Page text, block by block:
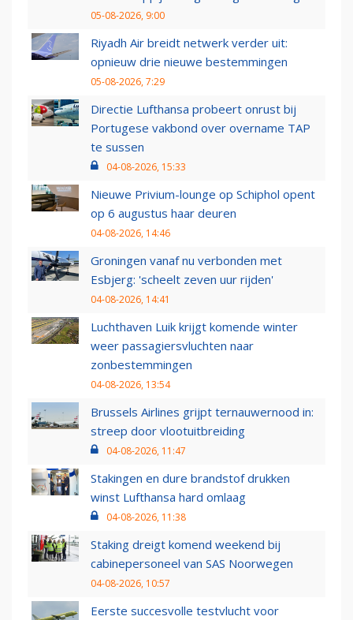
05-08-2026, 9:00
Riyadh Air breidt netwerk verder uit:
opnieuw drie nieuwe bestemmingen
05-08-2026, 7:29
Directie Lufthansa probeert onrust bij
Portugese vakbond over overname TAP
te sussen
04-08-2026, 15:33
Nieuwe Privium-lounge op Schiphol opent
op 6 augustus haar deuren
04-08-2026, 14:46
Groningen vanaf nu verbonden met
Esbjerg: 'scheelt zeven uur rijden'
04-08-2026, 14:41
Luchthaven Luik krijgt komende winter
weer passagiersvluchten naar
zonbestemmingen
04-08-2026, 13:54
Brussels Airlines grijpt ternauwernood in:
streep door vlootuitbreiding
04-08-2026, 11:47
Stakingen en dure brandstof drukken
winst Lufthansa hard omlaag
04-08-2026, 11:38
Staking dreigt komend weekend bij
cabinepersoneel van SAS Noorwegen
04-08-2026, 10:57
Eerste succesvolle testvlucht voor